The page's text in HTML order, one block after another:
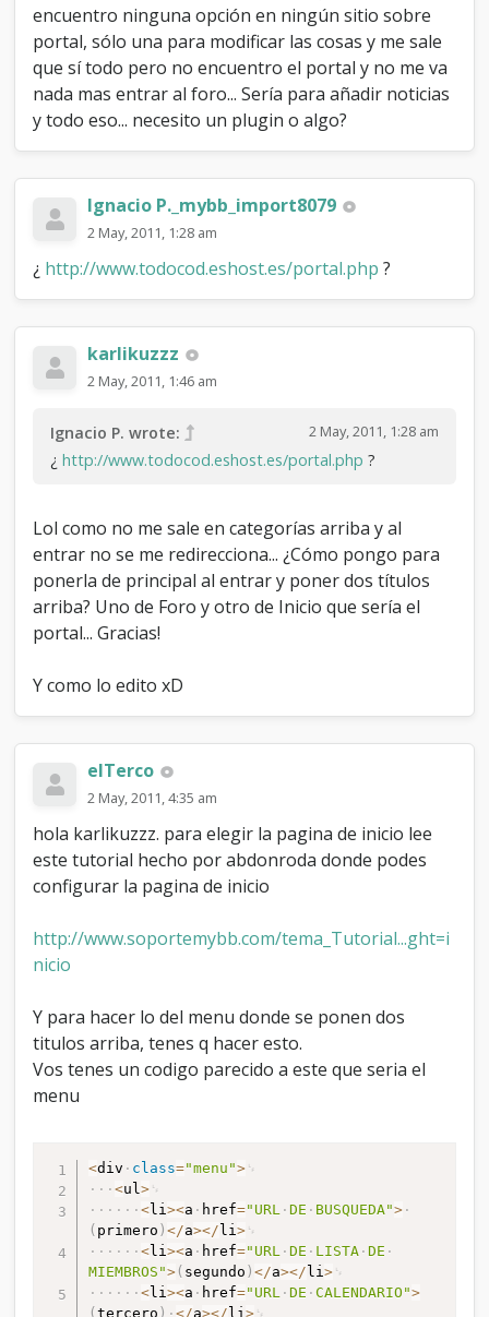
encuentro ninguna opción en ningún sitio sobre
portal, sólo una para modificar las cosas y me sale
que sí todo pero no encuentro el portal y no me va
nada mas entrar al foro... Sería para añadir noticias
y todo eso... necesito un plugin o algo?
Ignacio P._mybb_import8079
2 May, 2011, 1:28 am
¿ http://www.todocod.eshost.es/portal.php ?
karlikuzzz
2 May, 2011, 1:46 am
2 May, 2011, 1:28 am
Ignacio P. wrote:
¿http://www.todocod.eshost.es/portal.php ?
Lol como no me sale en categorías arriba y al
entrar no se me redirecciona... ¿Cómo pongo para
ponerla de principal al entrar y poner dos títulos
arriba? Uno de Foro y otro de Inicio que sería el
portal... Gracias!
Y como lo edito xD
elTerco
2 May, 2011, 4:35 am
hola karlikuzzz. para elegir la pagina de inicio lee
este tutorial hecho por abdonroda donde podes
configurar la pagina de inicio
http://www.soportemybb.com/tema_Tutorial...ght=i
nicio
Y para hacer lo del menu donde se ponen dos
titulos arriba, tenes q hacer esto.
Vos tenes un codigo parecido a este que seria el
menu
<div class="menu">
<ul >
<li ><a href="URL DE BUSQUEDA">
( primero ) </a></li >
<li ><a href="URL DE LISTA DE
MIEMBROS">( segundo ) </a></li >
<li ><a href="URL DE CALENDARIO">
(tercero ) </a></li >